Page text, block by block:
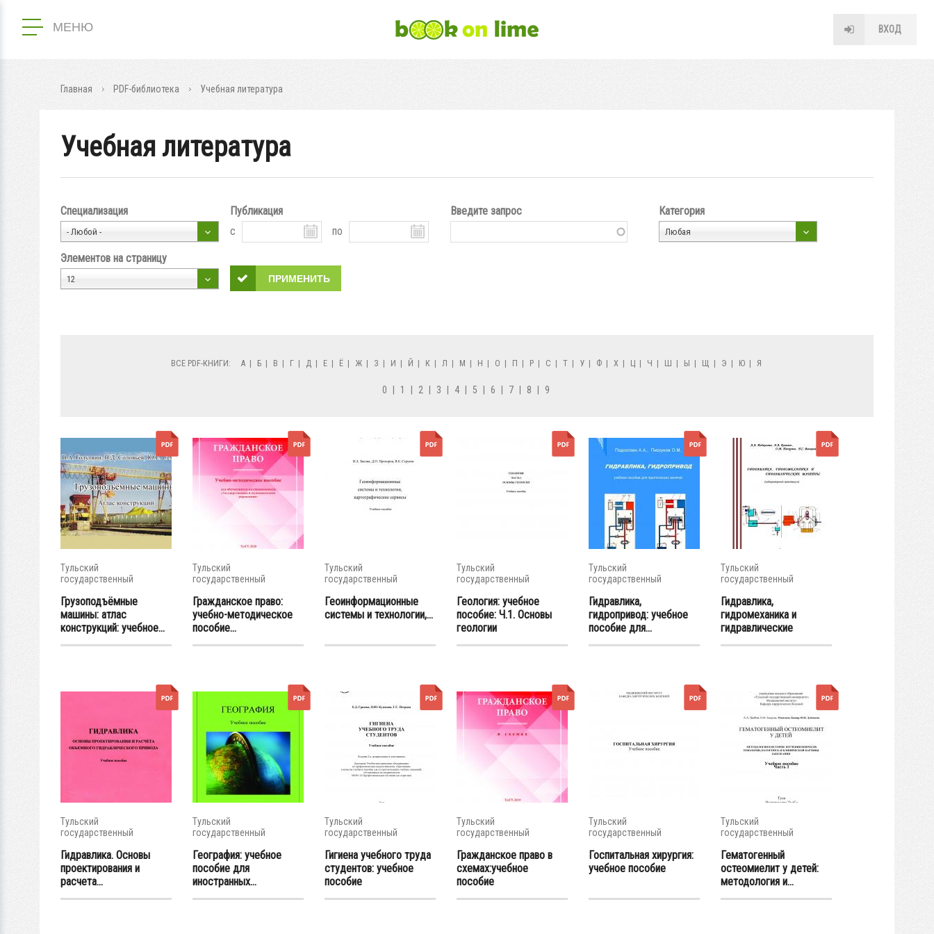
МЕНЮ ВХОД
Главная PDF-библиотека Учебная литература
Учебная литература
Специализация
- Любой -
Публикация
с
по
Введите запрос Категория
Любая
Элементов на страницу
12
ВСЕ PDF-КНИГИ: А | Б | В | Г | Д | Е | Ё | Ж | З | И | Й | К | Л | М | Н | О | П | Р | С | Т | У | Ф | Х | Ц | Ч | Ш | Ы | Щ | Э | Ю | Я
0 1 2 3 4 5 6 7 8 9
Тульский
государственный
Грузоподъёмные
машины: атлас
конструкций: учебное...
Тульский
государственный
Гражданское право:
учебно-методическое
пособие...
Тульский
государственный
Геоинформационные
системы и технологии,...
Тульский
государственный
Геология: учебное
пособие: Ч.1. Основы
геологии
Тульский
государственный
Гидравлика,
гидропривод: учебное
пособие для...
Тульский
государственный
Гидравлика,
гидромеханика и
гидравлические
машины...
Тульский
государственный
Гидравлика. Основы
проектирования и
расчета...
Тульский
государственный
География: учебное
пособие для
иностранных...
Тульский
государственный
Гигиена учебного труда
студентов: учебное
пособие
Тульский
государственный
Гражданское право в
схемах:учебное
пособие
Тульский
государственный
Госпитальная хирургия:
учебное пособие
Тульский
государственный
Гематогенный
остеомиелит у детей:
методология и...